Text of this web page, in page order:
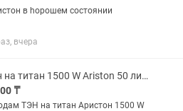
в һорошем состоянии
вчера
Тен на титан 1500 W Ariston 50 литров
₸
ТЭН на титан Аристон 1500 W